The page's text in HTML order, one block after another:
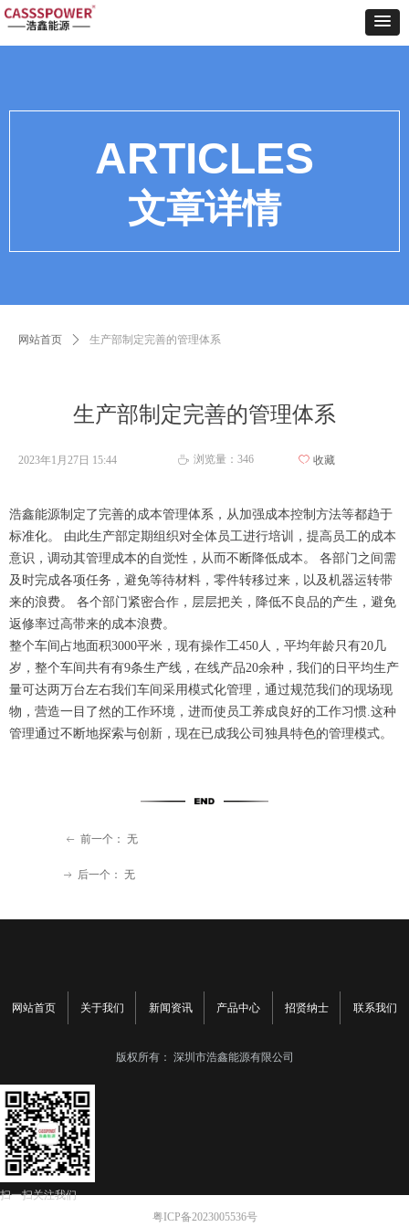
网站首页 ꄲ 生产部制定完善的管理体系
ꂃ 前一个： 无
ꁹ 后一个： 无
ARTICLES
文章详情
生产部制定完善的管理体系
2023年1月27日 15:44 ꄘ 浏览量： 346 ꄀ 收藏
浩鑫能源制定了完善的成本管理体系，从加强成本控制方法等都趋于
标准化。 由此生产部定期组织对全体员工进行培训，提高员工的成本
意识，调动其管理成本的自觉性，从而不断降低成本。 各部门之间需
及时完成各项任务，避免等待材料，零件转移过来，以及机器运转带
来的浪费。 各个部门紧密合作，层层把关，降低不良品的产生，避免
返修率过高带来的成本浪费。
整个车间占地面积3000平米，现有操作工450人，平均年龄只有20几
岁，整个车间共有有9条生产线，在线产品20余种，我们的日平均生产
量可达两万台左右我们车间采用模式化管理，通过规范我们的现场现
物，营造一目了然的工作环境，进而使员工养成良好的工作习惯.这种
管理通过不断地探索与创新，现在已成我公司独具特色的管理模式。
网站首页 关于我们 新闻资讯 产品中心 招贤纳士 联系我们
版权所有： 深圳市浩鑫能源有限公司
扫一扫关注我们
粤ICP备2023005536号